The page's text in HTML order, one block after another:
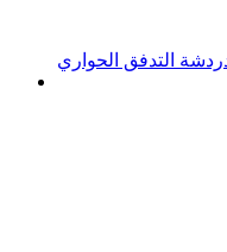
التدفق الحواري